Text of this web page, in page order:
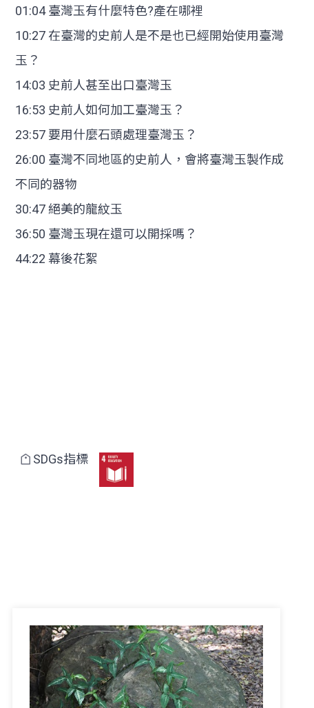
01:04 臺灣玉有什麼特色?產在哪裡
10:27 在臺灣的史前人是不是也已經開始使用臺灣
玉？
14:03 史前人甚至出口臺灣玉
16:53 史前人如何加工臺灣玉？
23:57 要用什麼石頭處理臺灣玉？
26:00 臺灣不同地區的史前人，會將臺灣玉製作成
不同的器物
30:47 絕美的龍紋玉
36:50 臺灣玉現在還可以開採嗎？
44:22 幕後花絮
SDGs指標